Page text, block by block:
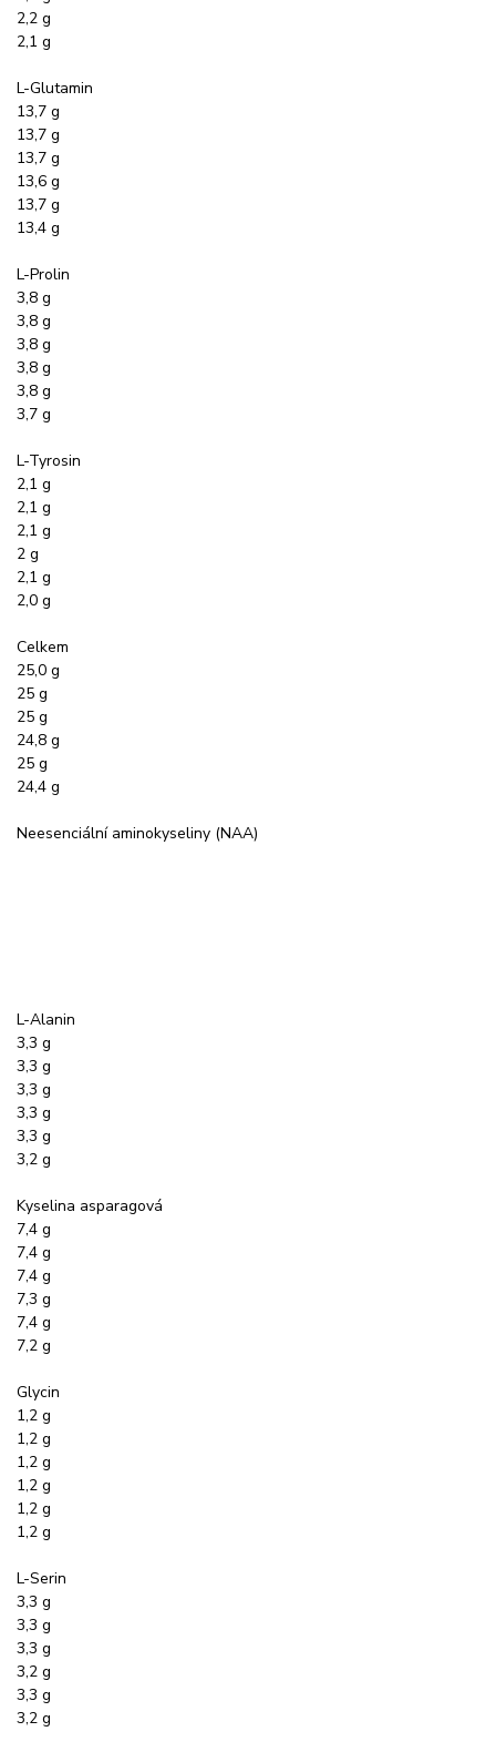
2,2 g
2,1 g
L-Glutamin
13,7 g
13,7 g
13,7 g
13,6 g
13,7 g
13,4 g
L-Prolin
3,8 g
3,8 g
3,8 g
3,8 g
3,8 g
3,7 g
L-Tyrosin
2,1 g
2,1 g
2,1 g
2 g
2,1 g
2,0 g
Celkem
25,0 g
25 g
25 g
24,8 g
25 g
24,4 g
Neesenciální aminokyseliny (NAA)
L-Alanin
3,3 g
3,3 g
3,3 g
3,3 g
3,3 g
3,2 g
Kyselina asparagová
7,4 g
7,4 g
7,4 g
7,3 g
7,4 g
7,2 g
Glycin
1,2 g
1,2 g
1,2 g
1,2 g
1,2 g
1,2 g
L-Serin
3,3 g
3,3 g
3,3 g
3,2 g
3,3 g
3,2 g